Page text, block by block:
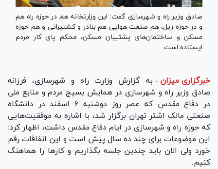
صادق وزیر راه و شهرسازی گفت: این وزارتخانه هم در حوزه راه هم
و در حوزه ریل، هم صنعت هوایی هم بنادر و کشتیرانی و هم حوزه
مسکن و ساختمان‌های پشتیبان مسکن، محکم پای کار مردم
ایستاده است.
خبرگزاری میزان - به گزارش وزارت راه و شهرسازی، فرزانه
صادق وزیر راه و شهرسازی در همایش بسیج مردم و منابع ملی
در دفاع مقدس که عصر روز دوشنبه ۶ اسفند در دانشگاه
صنعتی مالک اشتر تهران برگزار شد، با اشاره به موفقیت‌هایی
که حوزه راه و شهرسازی در ایام دفاع مقدس داشت، اظهار کرد:
این موضوعات برای چند ده سال پیش است و این اتفاقات رقم
خورد ولی الان باید چندین جلسه بگذاریم و کار‌ها را هماهنگ
کنیم.